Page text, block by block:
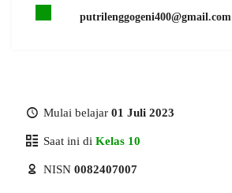
putrilenggogeni400@gmail.com
Mulai belajar 01 Juli 2023
Saat ini di Kelas 10
NISN 0082407007